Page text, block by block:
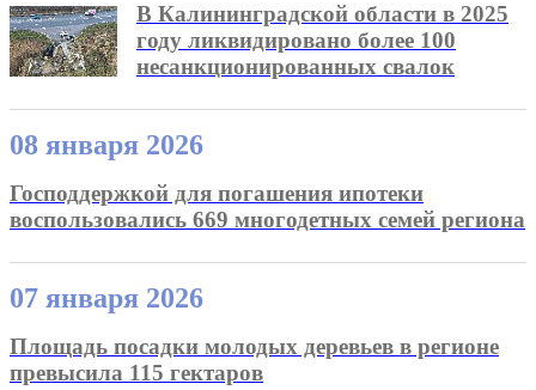
В Калининградской области в 2025
году ликвидировано более 100
несанкционированных свалок
08 января 2026
Господдержкой для погашения ипотеки
воспользовались 669 многодетных семей региона
07 января 2026
Площадь посадки молодых деревьев в регионе
превысила 115 гектаров